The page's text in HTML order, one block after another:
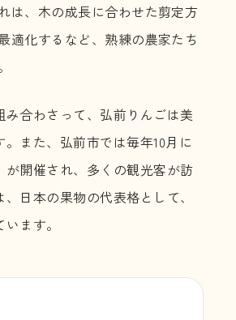
は、木の成長に合わせた剪定方
適化するなど、熟練の農家たち
合わさって、弘前りんごは美
また、弘前市では毎年10月に
が開催され、多くの観光客が訪
日本の果物の代表格として、
ます。